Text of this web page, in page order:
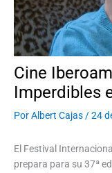
Cine
Imperdibles
PorAlbert Cajas /24
El Festival
prepara para su 37ª